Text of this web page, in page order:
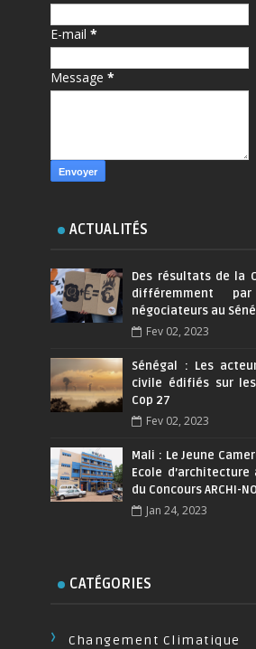
E-mail*
Message*
ACTUALITÉS
Des résultats de la
différemment
négociateurs au
Fev 02, 2023
Sénégal : Les
civile édifiés sur
Cop 27
Fev 02, 2023
Mali : Le Jeune
Ecole d’architecture
du Concours ARCHI-
Jan 24, 2023
CATÉGORIES
Changement Climatique